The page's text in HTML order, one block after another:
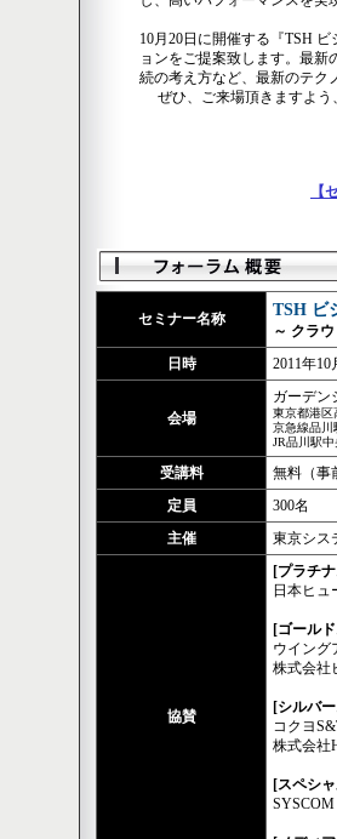
10月20日に開催する『TSH
ョンをご提案致します。最
続の考え方など、最新のテク
ぜひ、ご来場頂きますよう
【
セミナー名称 TSH ビ
～ クラ
日時
2011年10
会場
ガーデ
東京都港
京急線品川
JR品川駅
受講料
無料（事
定員
300名
主催
東京シス
協賛
[プラチ
日本ヒュ
[ゴール
ウイング
株式会社
[シルバ
コクヨ
株式会社
[スペシ